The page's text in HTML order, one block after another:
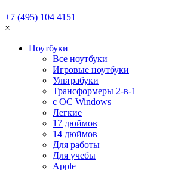
+7 (495) 104 4151
×
Ноутбуки
Все ноутбуки
Игровые ноутбуки
Ультрабуки
Трансформеры 2-в-1
с ОС Windows
Легкие
17 дюймов
14 дюймов
Для работы
Для учебы
Apple